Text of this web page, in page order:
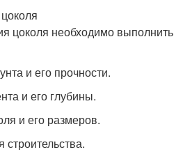
цоколя необходимо выполнить
и его прочности.
и его глубины.
и его размеров.
строительства.